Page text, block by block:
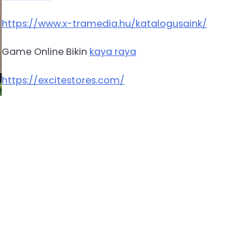
https://www.x-tramedia.hu/katalogusaink/
Game Online Bikin kaya raya
https://excitestores.com/